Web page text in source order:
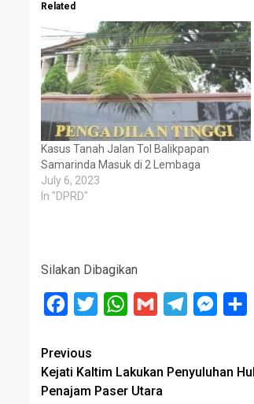
Related
Kasus Tanah Jalan Tol Balikpapan
Samarinda Masuk di 2 Lembaga
July 6, 2023
In "DPRD"
Silakan Dibagikan
Facebook
Twitter WhatsApp
Gmail Telegram
Post
navigation
Previous
Kejati Kaltim Lakukan Penyuluhan
Penajam Paser Utara